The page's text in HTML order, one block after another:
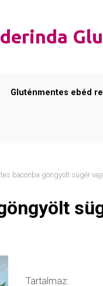
Gluténmentes ebéd
baconba göngyölt sügér
Tartalmaz: